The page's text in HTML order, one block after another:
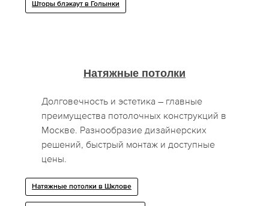
Шторы блэкаут в Голынки
Натяжные потолки
Долговечность и эстетика – главные
преимущества потолочных конструкций в
Москве. Разнообразие дизайнерских
решений, быстрый монтаж и доступные
цены.
Натяжные потолки в Шклове